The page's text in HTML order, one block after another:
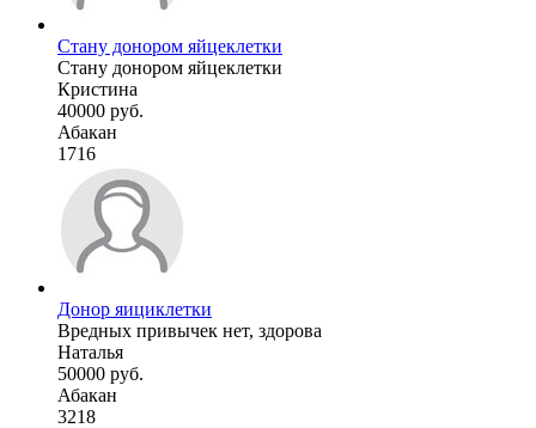
Стану донором яйцеклетки
Стану донором яйцеклетки
Кристина
40000 руб.
Абакан
1716
Донор яициклетки
Вредных привычек нет, здорова
Наталья
50000 руб.
Абакан
3218